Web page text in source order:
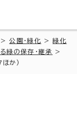
>公園・緑化 >緑化
緑の保存・継承
>
か）